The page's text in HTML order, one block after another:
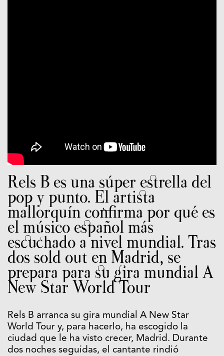
Rels B es una súper estrella del
pop y punto. El artista
mallorquín confirma por qué es
el músico español más
escuchado a nivel mundial. Tras
dos sold out en Madrid, se
prepara para su gira mundial A
New Star World Tour
Rels B arranca su gira mundial A New Star
World Tour y, para hacerlo, ha escogido la
ciudad que le ha visto crecer, Madrid. Durante
dos noches seguidas, el cantante rindió